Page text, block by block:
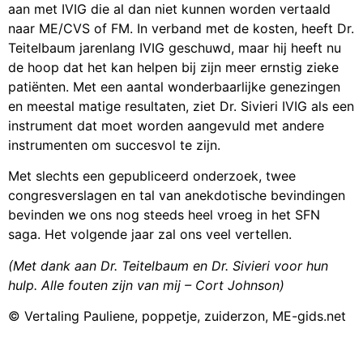
aan met IVIG die al dan niet kunnen worden vertaald
naar ME/CVS of FM. In verband met de kosten, heeft Dr.
Teitelbaum jarenlang IVIG geschuwd, maar hij heeft nu
de hoop dat het kan helpen bij zijn meer ernstig zieke
patiënten. Met een aantal wonderbaarlijke genezingen
en meestal matige resultaten, ziet Dr. Sivieri IVIG als een
instrument dat moet worden aangevuld met andere
instrumenten om succesvol te zijn.
Met slechts een gepubliceerd onderzoek, twee
congresverslagen en tal van anekdotische bevindingen
bevinden we ons nog steeds heel vroeg in het SFN
saga. Het volgende jaar zal ons veel vertellen.
(Met dank aan Dr. Teitelbaum en Dr. Sivieri voor hun
hulp. Alle fouten zijn van mij – Cort Johnson)
© Vertaling Pauliene, poppetje, zuiderzon, ME-gids.net